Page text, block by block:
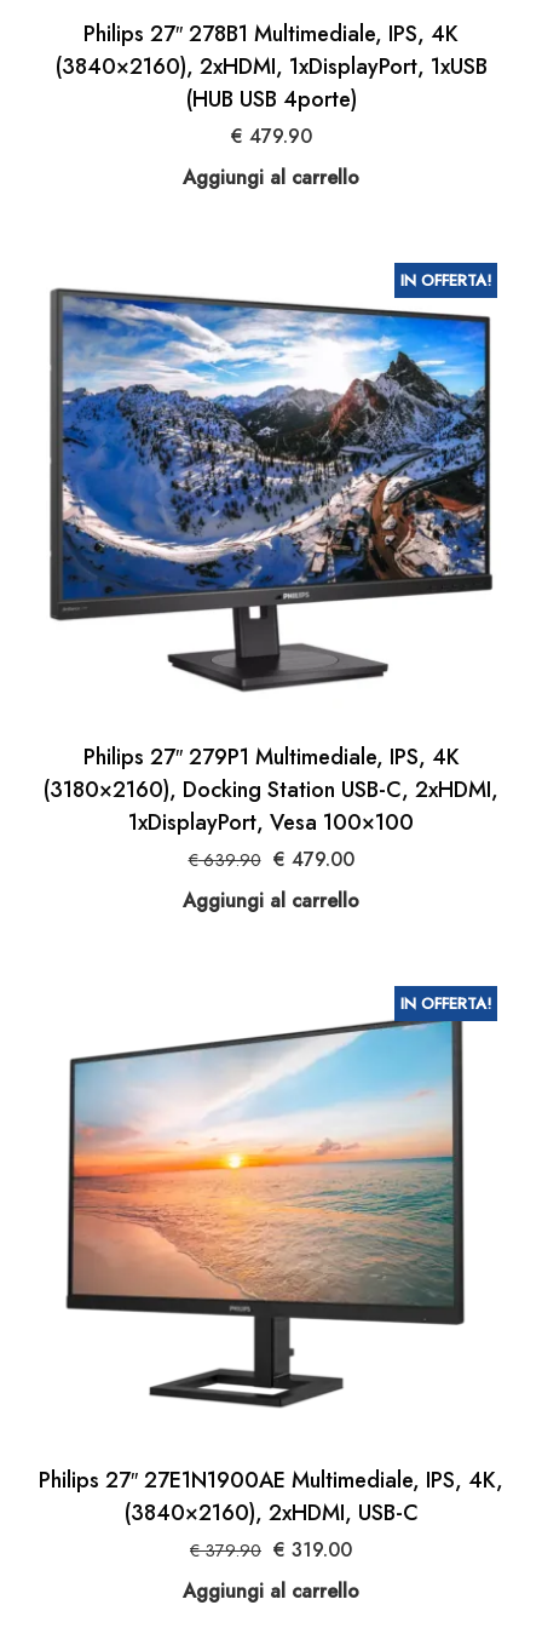
Philips 27″ 278B1 Multimediale, IPS, 4K
(3840×2160), 2xHDMI, 1xDisplayPort, 1xUSB
(HUB USB 4porte)
€ 479.90
Aggiungi al carrello
IN OFFERTA!
Philips 27″ 279P1 Multimediale, IPS, 4K
(3180×2160), Docking Station USB-C, 2xHDMI,
1xDisplayPort, Vesa 100×100
€639.90 Il
prezzo
originale
€ 479.00Il
attuale
Aggiungi al carrello
IN OFFERTA!
Philips 27″ 27E1N1900AE Multimediale, IPS, 4K,
(3840×2160), 2xHDMI, USB-C
€379.90 Il
prezzo
originale
€ 319.00Il
attuale
Aggiungi al carrello